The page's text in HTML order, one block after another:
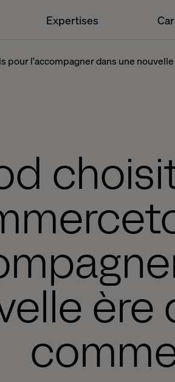
Expertises
pour l'accompagner dans une
ère